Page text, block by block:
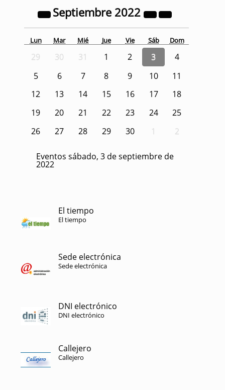
Septiembre 2022
Lun Mar Mié Jue Vie Sáb Dom
29 30 31 1 2 3
4
5
6 7 8 9 10
11
12
13 14 15 16 17
18
19
20 21 22 23 24
25
26
27 28 29 30 1 2
Eventos sábado, 3 de septiembre de
2022
El tiempo
El tiempo
Sede electrónica
Sede electrónica
DNI electrónico
DNI electrónico
Callejero
Callejero